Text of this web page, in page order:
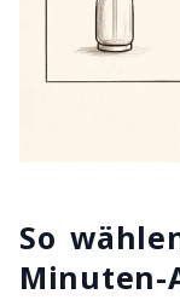
So
Minuten-